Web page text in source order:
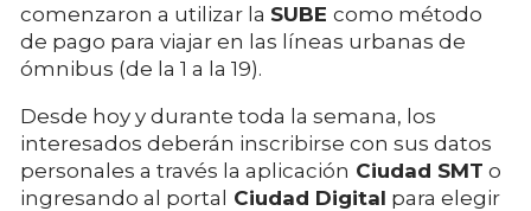
comenzaron a utilizar la SUBE como método
de pago para viajar en las líneas urbanas de
ómnibus (de la 1 a la 19).
Desde hoy y durante toda la semana, los
interesados deberán inscribirse con sus datos
personales a través la aplicación Ciudad SMT o
ingresando al portal Ciudad Digital para elegir